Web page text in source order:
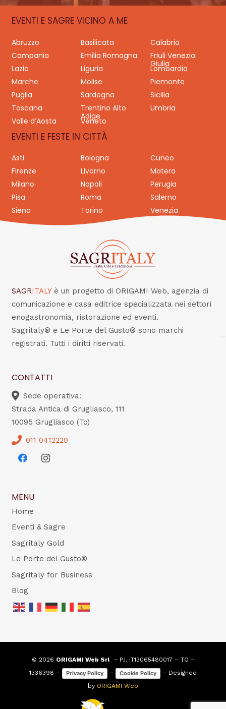
EVENTI E SAGRE VICINO A ME
Abruzzo Basilicata
Calabria
Campania
Emilia Romagna
Friuli Venezia
Giulia
Lazio Liguria
Lombardia
Marche
Molise
Piemonte
Puglia
Sardegna
Sicilia
Toscana
Trentino Alto
Adige
Umbria
Valle d’Aosta
Veneto
EVENTI E FESTE IN CITTÀ
Asti Bologna
Cuneo
Firenze
Livorno
Matera
Milano
Napoli
Perugia
Pisa
Roma
Salerno
Siena
Torino Venezia
SAGRITALY è un progetto di ORIGAMI Web, agenzia di
comunicazione e casa editrice specializzata nei settori
enogastronomia, ristorazione ed eventi.
Sagritaly® e Le Porte del Gusto® sono marchi
registrati. Tutti i diritti riservati.
CONTATTI
Sede operativa:
Strada Antica di Grugliasco, 111
10095 Grugliasco (To)
011 0412220
MENU
Home
Eventi & Sagre
Sagritaly Gold
Le Porte del Gusto®
Sagritaly for Business
Blog
© 2026 ORIGAMI Web Srl– P.I. IT13065480017 – TO –
1336398 –
Privacy Policy – Cookie Policy
– Designed
by ORIGAMI Web